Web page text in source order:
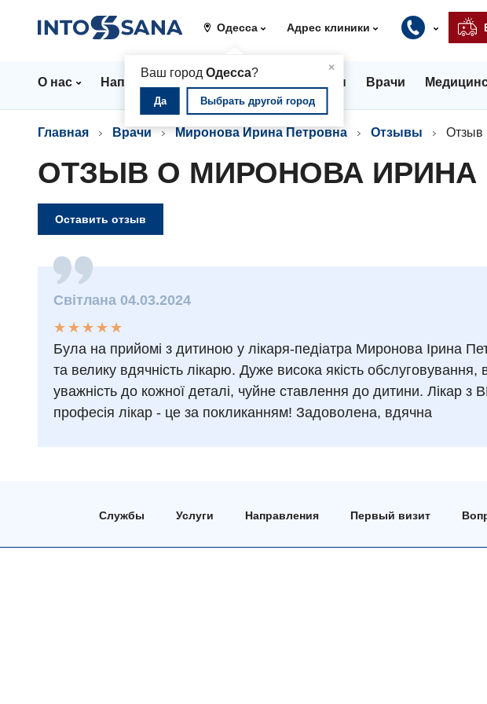
Одесса
×
Ваш город Одесса?
Да Выбрать другой город
Адрес клиники
О нас Направления Стационар Цены Врачи
Главная Врачи Миронова Ирина Петровна Отзывы Отзыв
ОТЗЫВ О МИРОНОВА ИРИНА
Оставить отзыв
Світлана 04.03.2024
★
★
★
★
★
★ ★ ★ ★ ★
Була на прийомі з дитиною у лікаря-педіатра Миронова Ірина
та велику вдячність лікарю. Дуже висока якість обслуговування,
уважність до кожної деталі, чуйне ставлення до дитини. Лікар
професія лікар - це за покликанням! Задоволена, вдячна
Службы Услуги Направления Первый визит